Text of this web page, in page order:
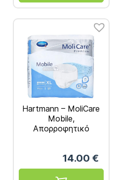
Hartmann – MoliCare
Mobile,
Απορροφητικό
91583414.00 €